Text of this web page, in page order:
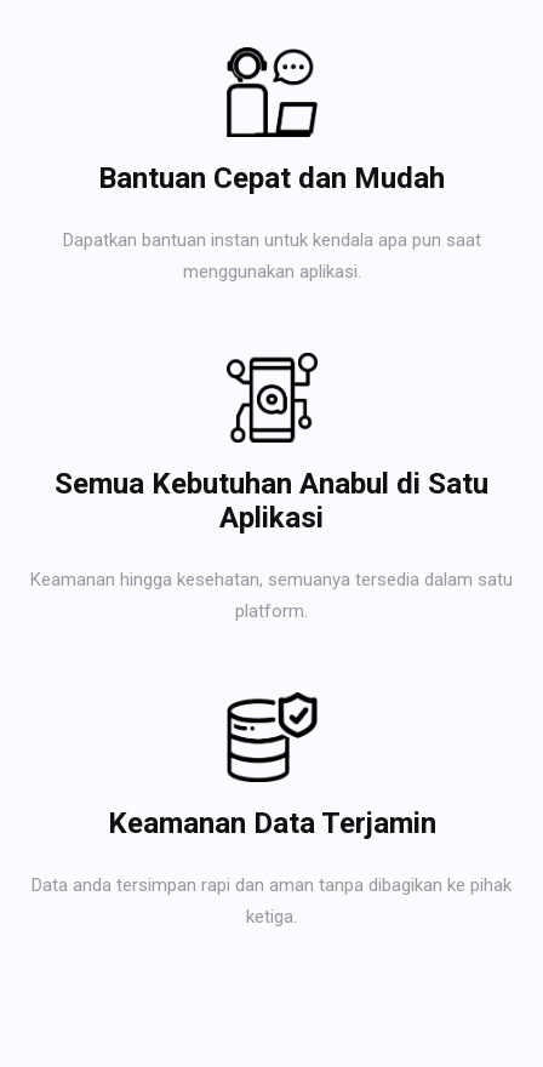
Bantuan Cepat dan Mudah
Dapatkan bantuan instan untuk kendala apa pun saat
menggunakan aplikasi.
Semua Kebutuhan Anabul di Satu
Aplikasi
Keamanan hingga kesehatan, semuanya tersedia dalam satu
platform.
Keamanan Data Terjamin
Data anda tersimpan rapi dan aman tanpa dibagikan ke pihak
ketiga.